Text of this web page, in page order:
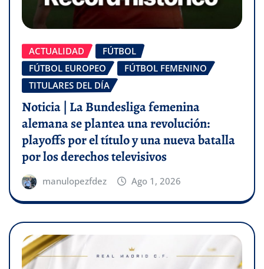
ACTUALIDAD
FÚTBOL
FÚTBOL EUROPEO
FÚTBOL FEMENINO
TITULARES DEL DÍA
Noticia | La Bundesliga femenina
alemana se plantea una revolución:
playoffs por el título y una nueva batalla
por los derechos televisivos
manulopezfdez Ago 1, 2026